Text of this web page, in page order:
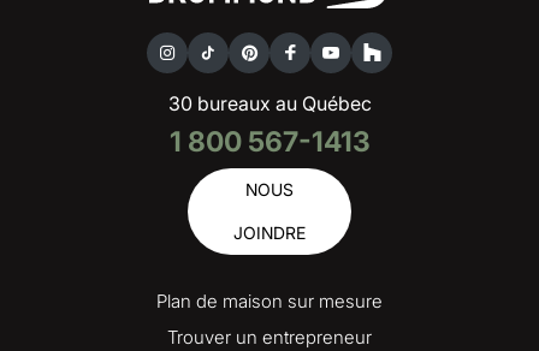
30 bureaux au Québec
1 800 567-1413
NOUS
JOINDRE
Plan de maison sur mesure
Trouver un entrepreneur